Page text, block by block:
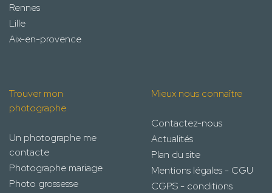
Rennes
Lille
Aix-en-provence
Trouver mon
photographe
Un photographe me
contacte
Photographe mariage
Photo grossesse
Mieux nous connaître
Contactez-nous
Actualités
Plan du site
Mentions légales - CGU
CGPS - conditions